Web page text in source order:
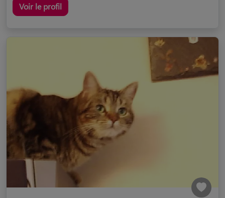
Voir le profil